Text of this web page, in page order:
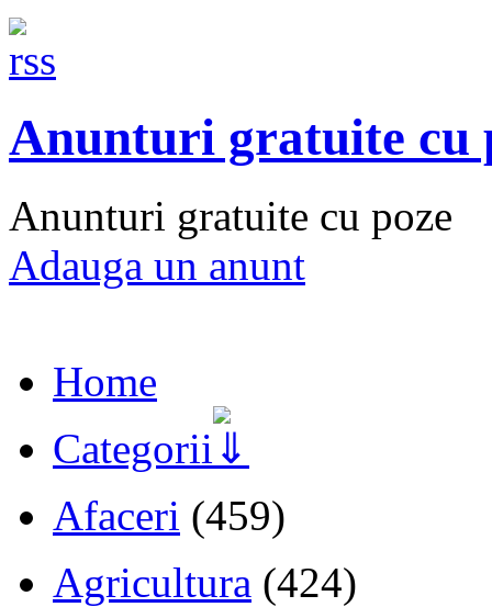
Anunturi gratuite cu
Anunturi gratuite cu poze
Adauga un anunt
Home
Categorii
Afaceri (459)
Agricultura (424)